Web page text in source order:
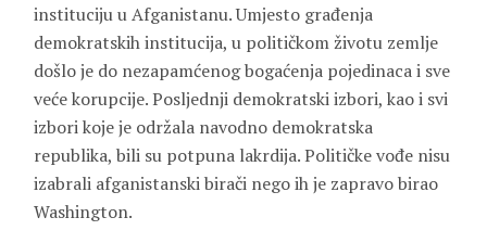
instituciju u Afganistanu. Umjesto građenja
demokratskih institucija, u političkom životu zemlje
došlo je do nezapamćenog bogaćenja pojedinaca i sve
veće korupcije. Posljednji demokratski izbori, kao i svi
izbori koje je održala navodno demokratska
republika, bili su potpuna lakrdija. Političke vođe nisu
izabrali afganistanski birači nego ih je zapravo birao
Washington.